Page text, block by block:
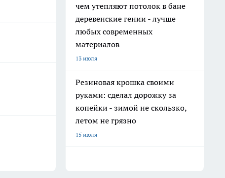
чем утепляют потолок в бане
деревенские гении - лучше
любых современных
материалов
13 июля
Резиновая крошка своими
руками: сделал дорожку за
копейки - зимой не скользко,
летом не грязно
15 июля